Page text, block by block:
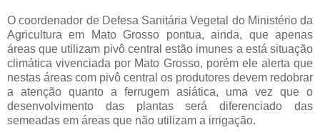
O coordenador de Defesa Sanitária Vegetal do Ministério da
Agricultura em Mato Grosso pontua, ainda, que apenas
áreas que utilizam pivô central estão imunes a está situação
climática vivenciada por Mato Grosso, porém ele alerta que
nestas áreas com pivô central os produtores devem redobrar
a atenção quanto a ferrugem asiática, uma vez que o
desenvolvimento das plantas será diferenciado das
semeadas em áreas que não utilizam a irrigação.